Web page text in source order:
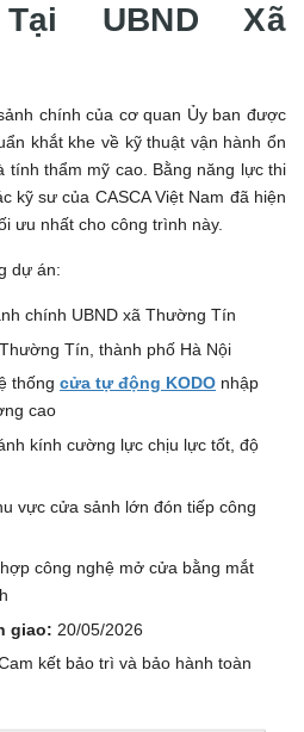
UBND Xã
chính của cơ quan Ủy ban được
khắt khe về kỹ thuật vận hành ổn
tính thẩm mỹ cao. Bằng năng lực thi
kỹ sư của CASCA Việt Nam đã hiện
ưu nhất cho công trình này.
dự án:
chính UBND xã Thường Tín
Tín, thành phố Hà Nội
thống cửa tự động KODO nhập
cao
kính cường lực chịu lực tốt, độ
vực cửa sảnh lớn đón tiếp công
công nghệ mở cửa bằng mắt
giao: 20/05/2026
kết bảo trì và bảo hành toàn